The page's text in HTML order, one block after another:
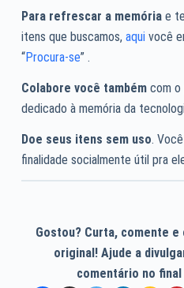
Para refrescar a memóriae te
itens que buscamos, aquivocê
“Procura-se” .
Colabore você tambémcom o
dedicado à memória da
Doe seus itens sem uso.
finalidade socialmente útil pra
Gostou? Curta, comente
original! Ajude a
comentário no